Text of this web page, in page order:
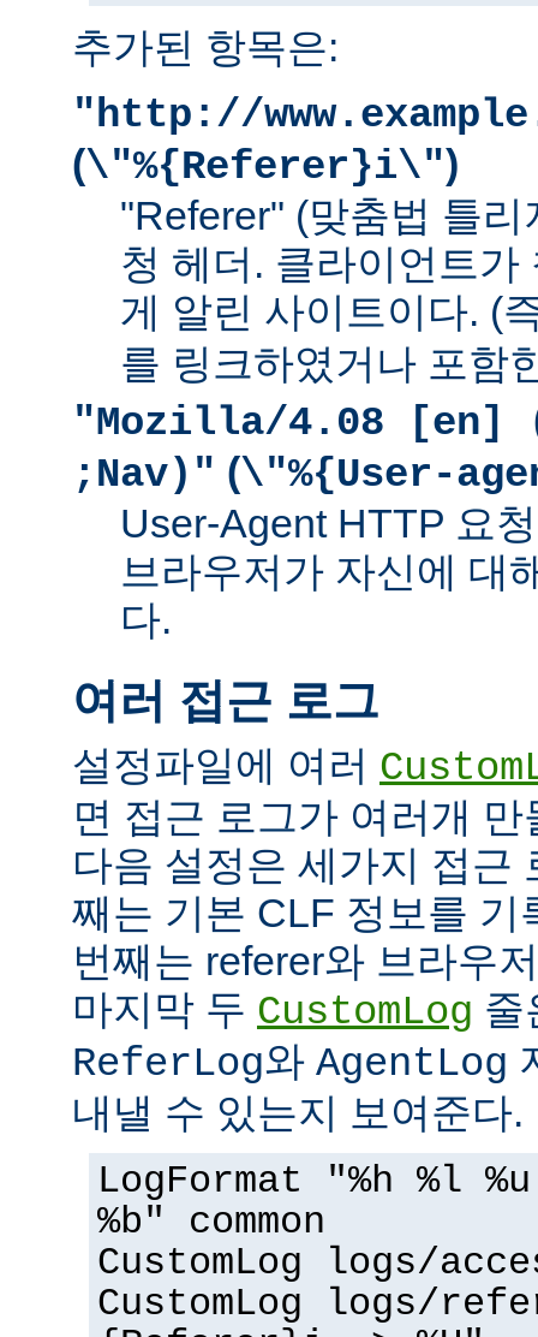
추가된 항목은:
"http://
(\"%{Referer}i\")
"Referer" (맞춤법 틀
청 헤더. 클라이언트가
게 알린 사이트이다. (
를 링크하였거나 포함
"Mozilla/4.08 [en]
;Nav)" (\"%{User-
User-Agent HTTP 요
브라우저가 자신에 대
다.
여러 접근 로그
설정파일에 여러
면 접근 로그가 여러개
다음 설정은 세가지 접근
째는 기본 CLF 정보를 기
번째는 referer와 브라우
마지막 두 CustomLog 줄
ReferLog와 AgentLog
내낼 수 있는지 보여준다.
LogFormat "%h %l
%b" common
CustomLog logs/
CustomLog logs/